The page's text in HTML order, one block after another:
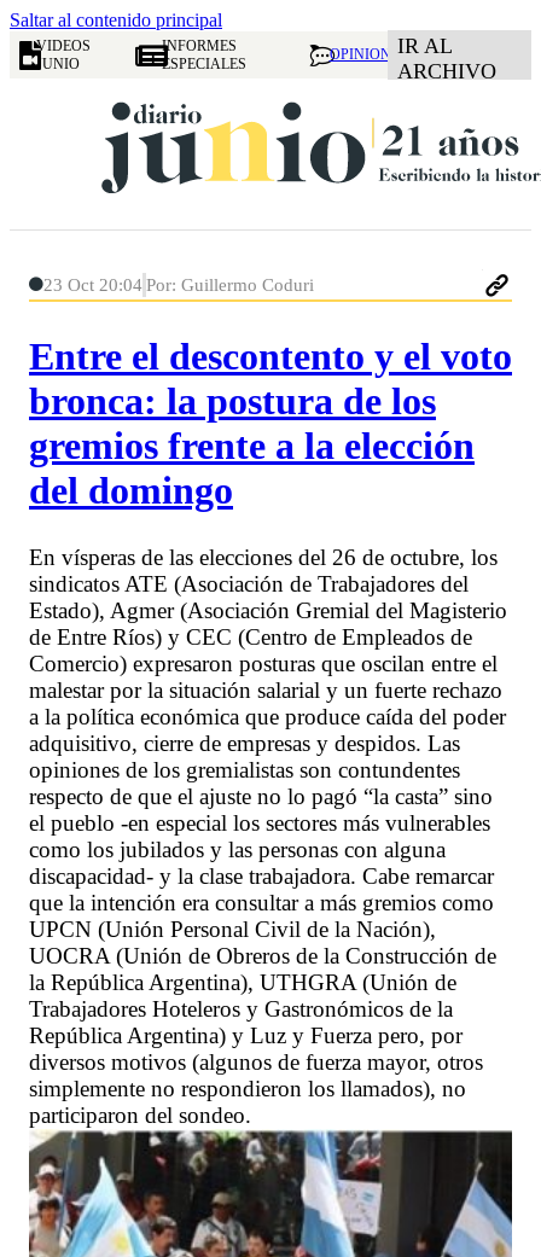
Saltar al contenido principal
VIDEOS
JUNIO
INFORMES
ESPECIALES
OPINION IR AL
ARCHIVO
23 Oct 20:04Por: Guillermo Coduri
Entre el descontento y el voto
bronca: la postura de los
gremios frente a la elección
del domingo
En vísperas de las elecciones del 26 de octubre, los
sindicatos ATE (Asociación de Trabajadores del
Estado), Agmer (Asociación Gremial del Magisterio
de Entre Ríos) y CEC (Centro de Empleados de
Comercio) expresaron posturas que oscilan entre el
malestar por la situación salarial y un fuerte rechazo
a la política económica que produce caída del poder
adquisitivo, cierre de empresas y despidos. Las
opiniones de los gremialistas son contundentes
respecto de que el ajuste no lo pagó “la casta” sino
el pueblo -en especial los sectores más vulnerables
como los jubilados y las personas con alguna
discapacidad- y la clase trabajadora. Cabe remarcar
que la intención era consultar a más gremios como
UPCN (Unión Personal Civil de la Nación),
UOCRA (Unión de Obreros de la Construcción de
la República Argentina), UTHGRA (Unión de
Trabajadores Hoteleros y Gastronómicos de la
República Argentina) y Luz y Fuerza pero, por
diversos motivos (algunos de fuerza mayor, otros
simplemente no respondieron los llamados), no
participaron del sondeo.